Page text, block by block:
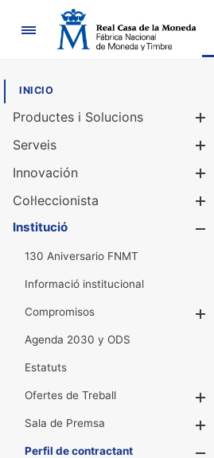
Navegació
INICIO
Productes i Solucions
Serveis
Innovación
Col·leccionista
Institució
130 Aniversario FNMT
Informació institucional
Compromisos
Agenda 2030 y ODS
Estatuts
Ofertes de Treball
Sala de Premsa
Perfil de contractant